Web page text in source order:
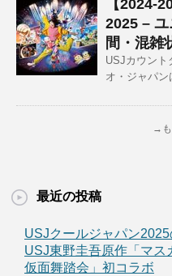
【2024-
2025 –
間・混雑
USJカウント
オ・ジャパン
→も
最近の投稿
USJクールジャパン
USJ東野圭吾原作「マス
仮面舞踏会」初コラボ